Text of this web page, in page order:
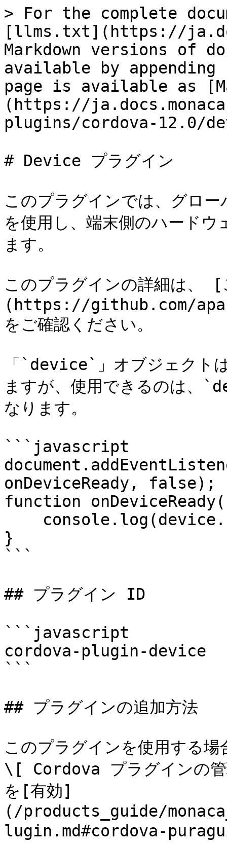
> For the complete
[llms.txt](https://
Markdown versions of
available by
page is available as
(https://
plugins/cordova-12.0/
# Device プラグイン
このプラグインでは、グ
を使用し、端末側のハード
ます。
このプラグインの詳細は
(https://github.com/
をご確認ください。
「`device`」オブジェクト
ますが、使用できるのは、
なります。
```javascript
onDeviceReady, false);
function
}
```
## プラグイン ID
```javascript
cordova-plugin-device
```
## プラグインの追加方法
このプラグインを使用する
\[ Cordova プラグインの
を[有効]
(/products_guide/
lugin.md#cordova-